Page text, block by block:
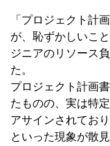
「プロジェクト計
が、恥ずかしいこ
ジニアのリソース
た。
プロジェクト計画
たものの、実は特
アサインされてお
といった現象が散